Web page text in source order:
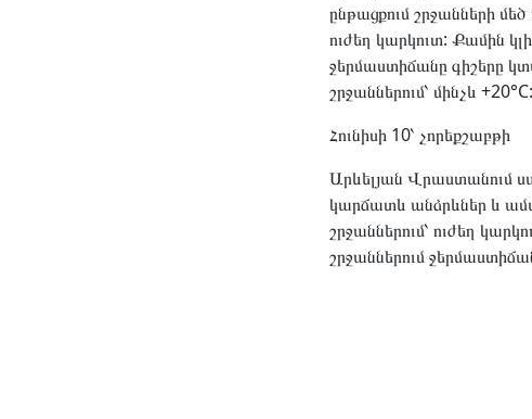
ընթացքում շրջանների
ուժեղ կարկուտ: Քամին
ջերմաստիճանը գիշերը
շրջաններում՝ մինչև +20°C:
Հունիսի 10՝ չորեքշաբթի
Արևելյան Վրաստանում
կարճատև անձրևներ և
շրջաններում՝ ուժեղ
շրջաններում